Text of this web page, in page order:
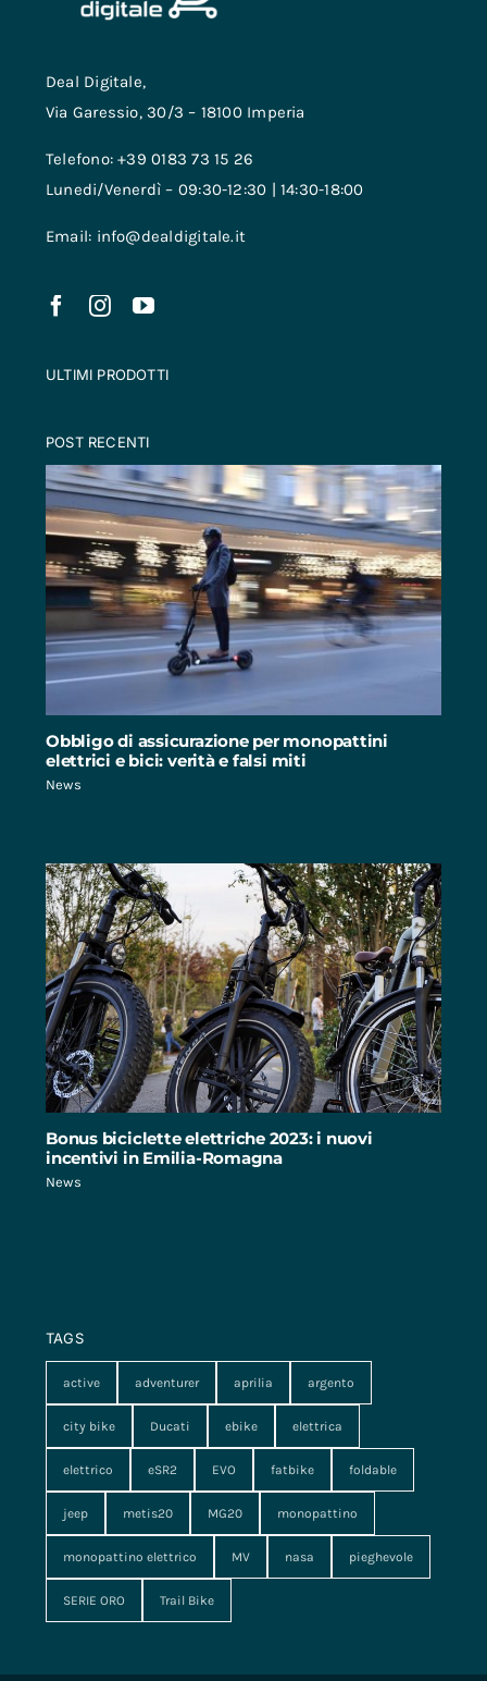
Deal Digitale,
Via Garessio, 30/3 – 18100 Imperia
Telefono: +39 0183 73 15 26
Lunedi/Venerdì – 09:30-12:30 | 14:30-18:00
Email: info@dealdigitale.it
ULTIMI PRODOTTI
POST RECENTI
Obbligo di assicurazione per monopattini
elettrici e bici: verità e falsi miti
News
Bonus biciclette elettriche 2023: i nuovi
incentivi in Emilia-Romagna
News
TAGS
active adventurer aprilia argento
city bike Ducati ebike elettrica
elettrico eSR2 EVO fatbike foldable
jeep metis20 MG20 monopattino
monopattino elettrico MV nasa pieghevole
SERIE ORO Trail Bike